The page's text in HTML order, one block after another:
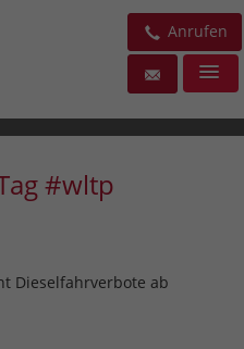
Anrufen
#wltp
Dieselfahrverbote ab